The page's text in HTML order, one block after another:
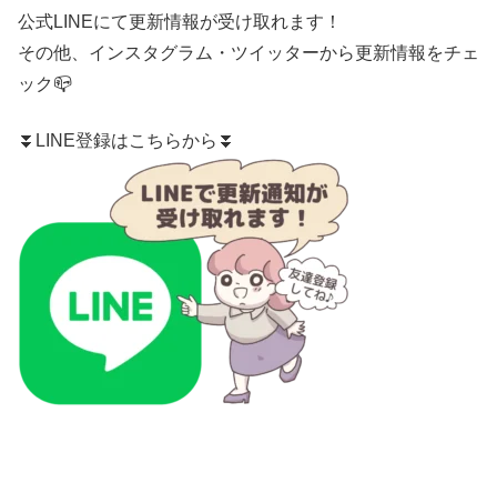
公式LINEにて更新情報が受け取れます！
その他、 インスタグラム ・ ツイッターから更新情報をチェ
ック📪
⏬LINE登録はこちらから⏬